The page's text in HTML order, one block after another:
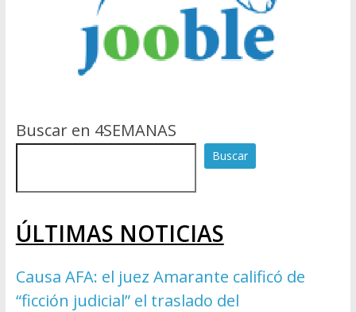
Buscar en 4SEMANAS
Buscar
ÚLTIMAS NOTICIAS
Causa AFA: el juez Amarante calificó de
“ficción judicial” el traslado del